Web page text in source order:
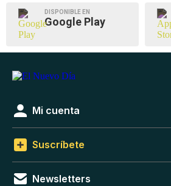
DISPONIBLE EN
Google Play
Mi cuenta
Suscríbete
Newsletters